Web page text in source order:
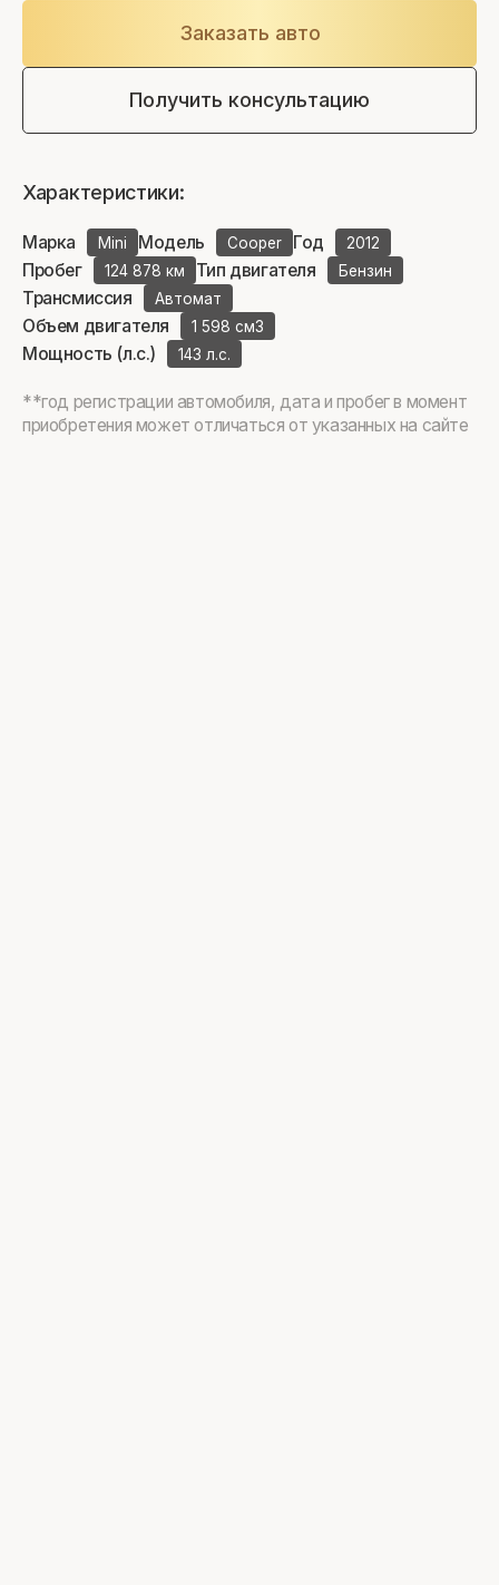
Заказать авто
Получить консультацию
Характеристики:
Марка Mini Модель Cooper Год 2012
Пробег 124 878 км Тип двигателя Бензин
Трансмиссия Автомат
Объем двигателя 1 598 см3
Мощность (л.с.) 143 л.с.
**год регистрации автомобиля, дата и пробег в момент
приобретения может отличаться от указанных на сайте